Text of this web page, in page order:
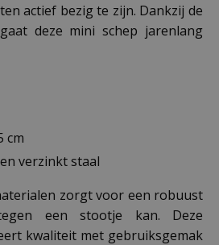
actief bezig te zijn. Dankzij de
deze mini schep jarenlang
cm
verzinkt staal
zorgt voor een robuust
een stootje kan. Deze
kwaliteit met gebruiksgemak